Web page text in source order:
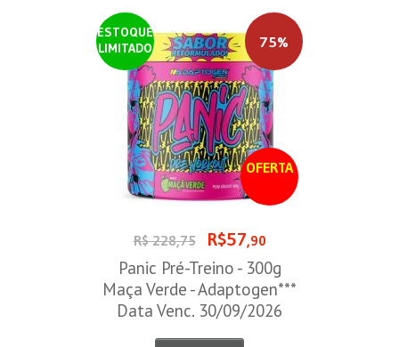
ESTOQUE
LIMITADO
OFERTA
75%
R$ 228,75 R$57,90
Panic Pré-Treino - 300g
Maça Verde - Adaptogen***
Data Venc. 30/09/2026